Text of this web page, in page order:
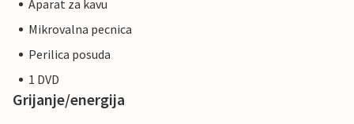
Aparat za kavu
Mikrovalna pecnica
Perilica posuda
1 DVD
Grijanje/energija